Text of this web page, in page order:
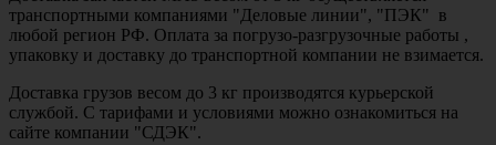
транспортными компаниями "Деловые линии", "ПЭК" в
любой регион РФ. Оплата за погрузо-разгрузочные работы ,
упаковку и доставку до транспортной компании не взимается.
Доставка грузов весом до 3 кг производятся курьерской
службой. С тарифами и условиями можно ознакомиться на
сайте компании "СДЭК".